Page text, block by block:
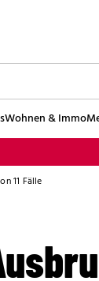
Wohnen & Immo
11 Fälle